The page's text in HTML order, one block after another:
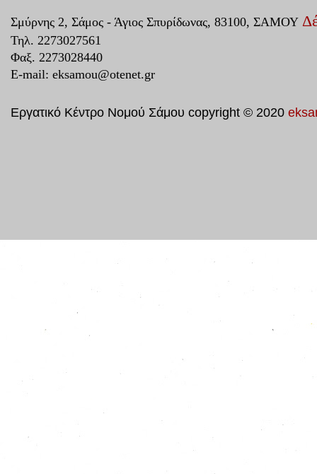
Σμύρνης 2, Σάμος - Άγιος Σπυρίδωνας, 83100, ΣΑΜΟΥ
Τηλ. 2273027561
Φαξ. 2273028440
E-mail: eksamou@otenet.gr
Εργατικό Κέντρο Νομού Σάμου copyright © 2020